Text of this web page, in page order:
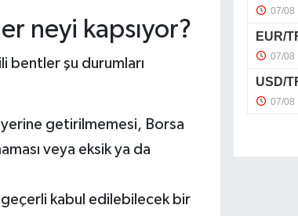
neyi kapsıyor?
bentler şu durumları
yerine getirilmemesi, Borsa
veya eksik ya da
kabul edilebilecek bir